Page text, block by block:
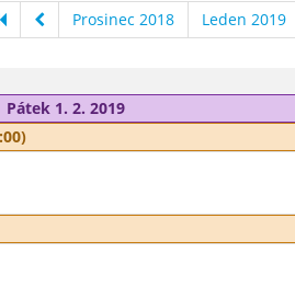
Prosinec 2018 Leden 2019
Pátek 1. 2. 2019